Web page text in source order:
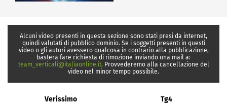
Alcuni video presenti in questa sezione sono stati presi da internet,
quindi valutati di pubblico dominio. Se i soggetti presenti in questi
video o gli autori avessero qualcosa in contrario alla pubblicazione,
basterà fare richiesta di rimozione inviando una mail a:
team_verticali@italiaonline.it. Provvederemo alla cancellazione del
video nel minor tempo possibile.
Verissimo Tg4